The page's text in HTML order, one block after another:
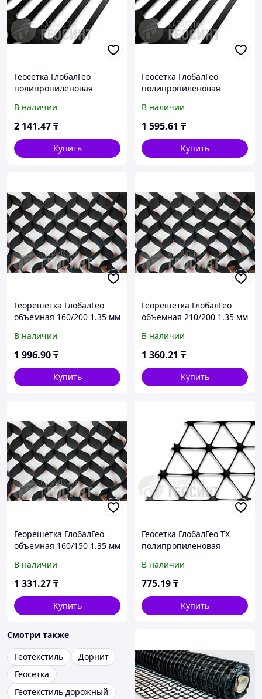
Геосетка ГлобалГео
полипропиленовая
м
В наличии
2 141.47₸
Купить
Геосетка ГлобалГео
полипропиленовая
В наличии
1 595.61 ₸
Купить
Георешетка ГлобалГео
объемная 160/200 1.35 мм
В наличии
1 996.90₸
Купить
Георешетка ГлобалГео
объемная 210/200 1.35 мм
В наличии
1 360.21 ₸
Купить
Георешетка ГлобалГео
объемная 160/150 1.35 мм
В наличии
1 331.27₸
Купить
Геосетка ГлобалГео ТХ
полипропиленовая
м
В наличии
775.19₸
Купить
Смотри также
Геотекстиль
Дорнит
Геосетка
Геотекстиль дорожный